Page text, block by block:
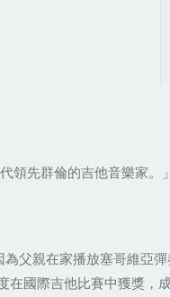
代領先群倫的吉他音樂
父親在家播放塞哥維亞
國際吉他比賽中獲獎，